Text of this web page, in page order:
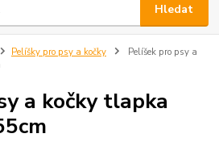
Hledat
Pelíšky pro psy a kočky
Pelíšek pro psy a
a kočky tlapka